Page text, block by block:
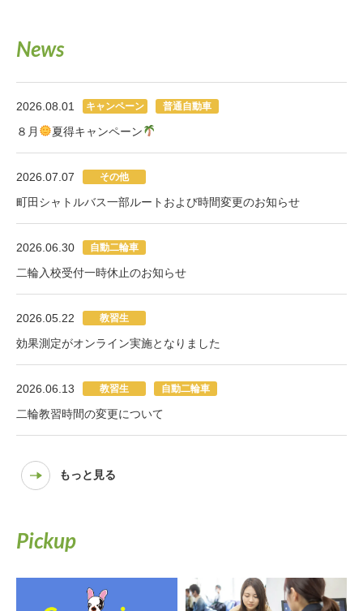
News
2026.08.01 キャンペーン 普通自動車
８月 夏得キャンペーン
2026.07.07 その他
町田シャトルバス一部ルートおよび時間変更のお知らせ
2026.06.30 自動二輪車
二輪入校受付一時休止のお知らせ
2026.05.22 教習生
効果測定がオンライン実施となりました
2026.06.13 教習生 自動二輪車
二輪教習時間の変更について
もっと見る
Pickup